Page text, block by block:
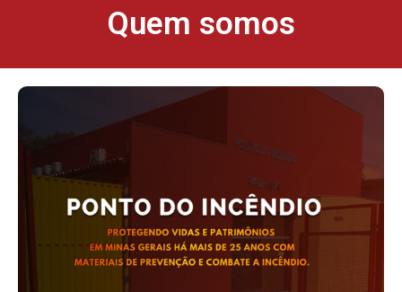
Quem somos